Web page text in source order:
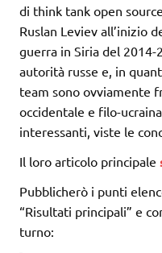
di think tank open
Ruslan Leviev all’inizio
guerra in Siria del 2014-
autorità russe e, in
team sono ovviamente
occidentale e filo-
interessanti, viste le
Il loro articolo principale
Pubblicherò i punti
“Risultati principali” e
turno: